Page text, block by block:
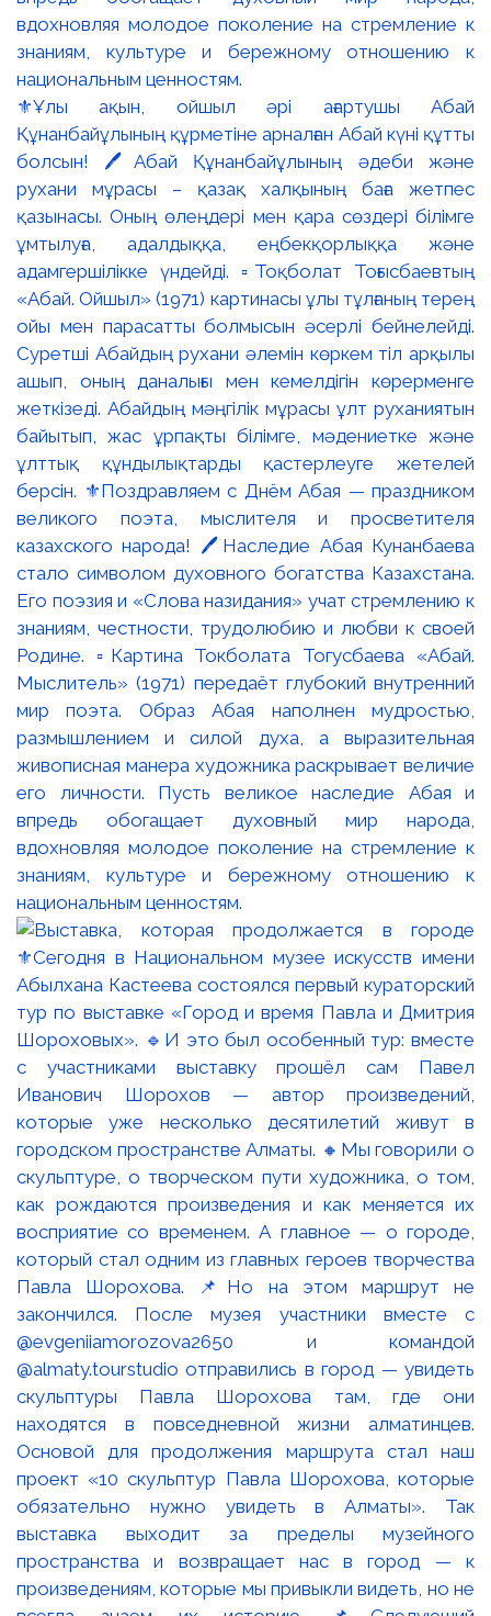
⚜️Ұлы ақын, ойшыл әрі ағартушы Абай
Құнанбайұлының құрметіне арналған Абай күні құтты
болсын! 🖊️Абай Құнанбайұлының әдеби және
рухани мұрасы – қазақ халқының баға жетпес
қазынасы. Оның өлеңдері мен қара сөздері білімге
ұмтылуға, адалдыққа, еңбекқорлыққа және
адамгершілікке үндейді. ▫️Тоқболат Тоғысбаевтың
«Абай. Ойшыл» (1971) картинасы ұлы тұлғаның терең
ойы мен парасатты болмысын әсерлі бейнелейді.
Суретші Абайдың рухани әлемін көркем тіл арқылы
ашып, оның даналығы мен кемелдігін көрерменге
жеткізеді. Абайдың мәңгілік мұрасы ұлт руханиятын
байытып, жас ұрпақты білімге, мәдениетке және
ұлттық құндылықтарды қастерлеуге жетелей
берсін. ⚜️Поздравляем с Днём Абая — праздником
великого поэта, мыслителя и просветителя
казахского народа! 🖊️Наследие Абая Кунанбаева
стало символом духовного богатства Казахстана.
Его поэзия и «Слова назидания» учат стремлению к
знаниям, честности, трудолюбию и любви к своей
Родине. ▫️Картина Токболата Тогусбаева «Абай.
Мыслитель» (1971) передаёт глубокий внутренний
мир поэта. Образ Абая наполнен мудростью,
размышлением и силой духа, а выразительная
живописная манера художника раскрывает величие
его личности. Пусть великое наследие Абая и
впредь обогащает духовный мир народа,
вдохновляя молодое поколение на стремление к
знаниям, культуре и бережному отношению к
национальным ценностям.